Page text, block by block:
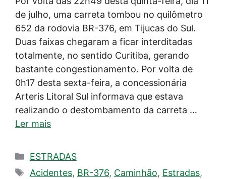
de julho, uma carreta tombou no quilômetro
652 da rodovia BR-376, em Tijucas do Sul.
Duas faixas chegaram a ficar interditadas
totalmente, no sentido Curitiba, gerando
bastante congestionamento. Por volta de
0h17 desta sexta-feira, a concessionária
Arteris Litoral Sul informava que estava
realizando o destombamento da carreta …
Ler mais
Categorias
ESTRADAS
Tags
Acidentes, BR-376, Caminhão, Estradas,